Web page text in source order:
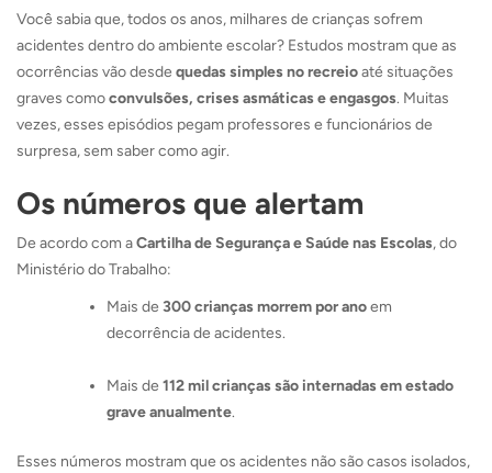
Você sabia que, todos os anos, milhares de crianças sofrem
acidentes dentro do ambiente escolar? Estudos mostram que as
ocorrências vão desde quedas simples no recreioaté situações
graves comoconvulsões, crises asmáticas e engasgos. Muitas
vezes, esses episódios pegam professores e funcionários de
surpresa, sem saber como agir.
Os números que alertam
De acordo com aCartilha de Segurança e Saúde nas Escolas, do
Ministério do Trabalho:
Mais de 300 crianças morrem por anoem
decorrência de acidentes.
Mais de 112 mil crianças são internadas em estado
grave anualmente.
Esses números mostram que os acidentes não são casos isolados,